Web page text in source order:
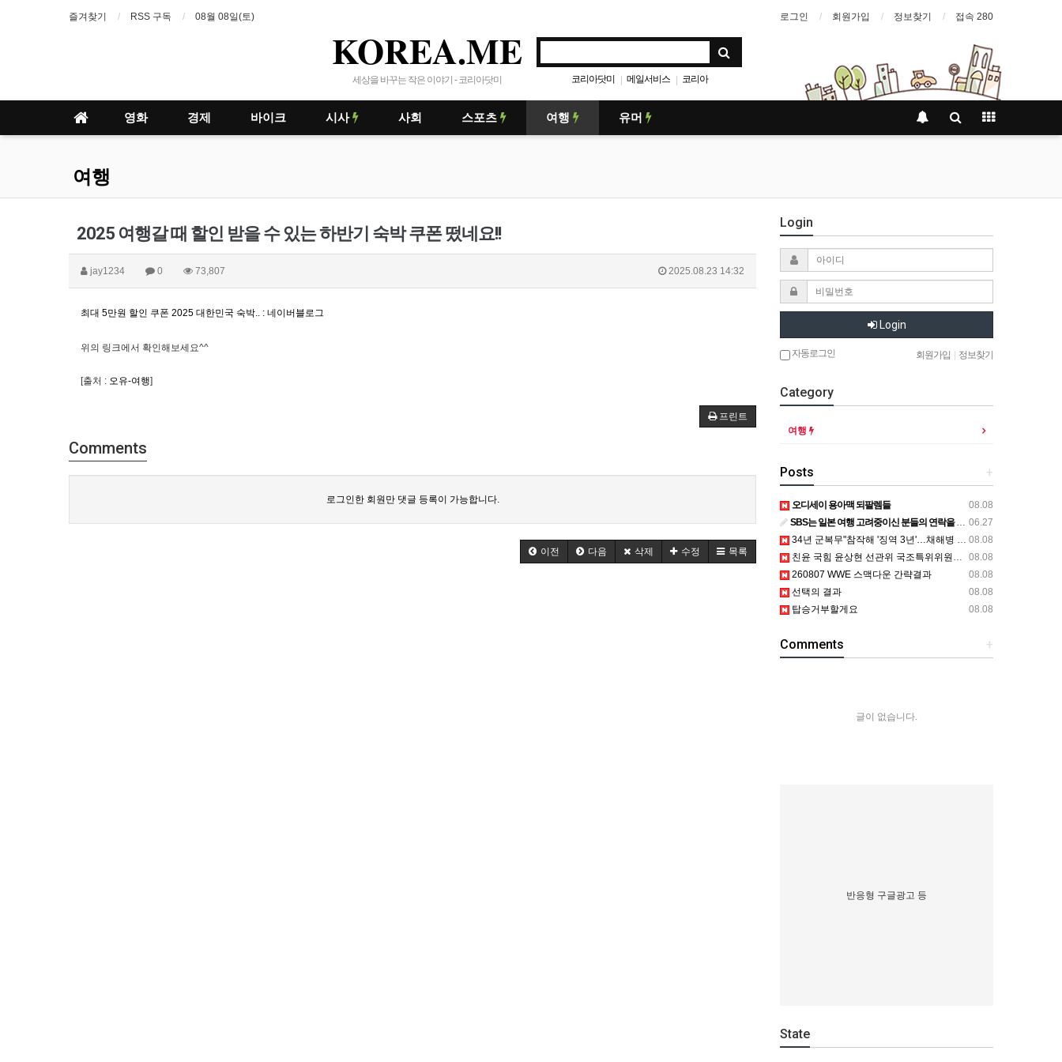
즐겨찾기 RSS 구독 08월 08일(토) 로그인 회원가입 정보찾기 접속 280
KOREA.ME
세상을 바꾸는 작은 이야기 - 코리아닷미 코리아닷미 | 메일서비스 | 코리아
영화 경제 바이크 시사 사회 스포츠 여행 유머
여행
2025 여행갈 때 할인 받을 수 있는 하반기 숙박 쿠폰 떴네요!!
jay1234 0 73,807 2025.08.23 14:32
최대 5만원 할인 쿠폰 2025 대한민국 숙박.. : 네이버블로그
위의 링크에서 확인해보세요^^
[출처 : 오유-여행]
프린트
Comments
로그인한 회원만 댓글 등록이 가능합니다.
이전 다음 삭제 수정 목록
Login
Login
자동로그인 회원가입 정보찾기
Category
여행
+
Posts
08.08
오디세이 용아맥 되팔렘들
06.27
SBS는 일본 여행 고려중이신 분들의 연락을 기다립니다.
08.08
34년 군복무"참작해 '징역 3년'…채해병 어머니 "어떻게 이래"
08.08
친윤 국힘 윤상현 선관위 국조특위위원장 "조작이란건 부정선거 선동"
08.08
260807 WWE 스맥다운 간략결과
08.08
선택의 결과
08.08
탑승거부할게요
+
Comments
글이 없습니다.
반응형 구글광고 등
State